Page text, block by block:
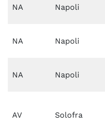
NA Napoli
NA Napoli
NA Napoli
AV Solofra